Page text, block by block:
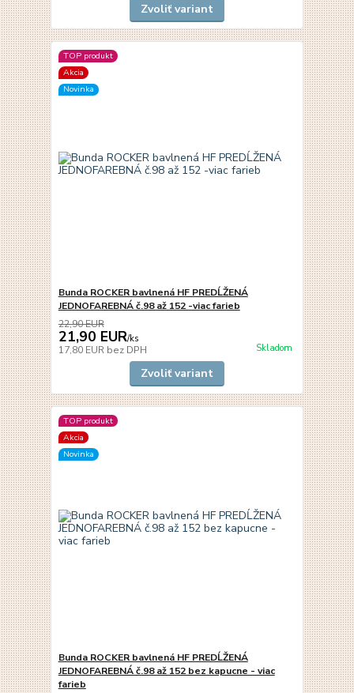
Zvoliť variant
TOP produkt
Akcia
Novinka
Bunda ROCKER bavlnená HF PREDĹŽENÁ
JEDNOFAREBNÁ č.98 až 152 -viac farieb
22,90 EUR
21,90 EUR/ks
17,80 EUR bez DPH Skladom
Zvoliť variant
TOP produkt
Akcia
Novinka
Bunda ROCKER bavlnená HF PREDĹŽENÁ
JEDNOFAREBNÁ č.98 až 152 bez kapucne - viac
farieb